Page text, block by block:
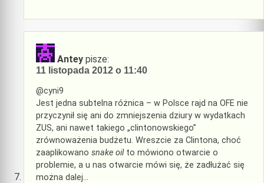
Antey pisze:
11 listopada 2012 o 11:40
@cyni9
Jest jedna subtelna różnica – w Polsce rajd na OFE nie
przyczynił się ani do zmniejszenia dziury w wydatkach
ZUS, ani nawet takiego „clintonowskiego”
zrównoważenia budżetu. Wreszcie za Clintona, choć
zaaplikowano snake oilto mówiono otwarcie o
problemie, a u nas otwarcie mówi się, że zadłużać się
można dalej…